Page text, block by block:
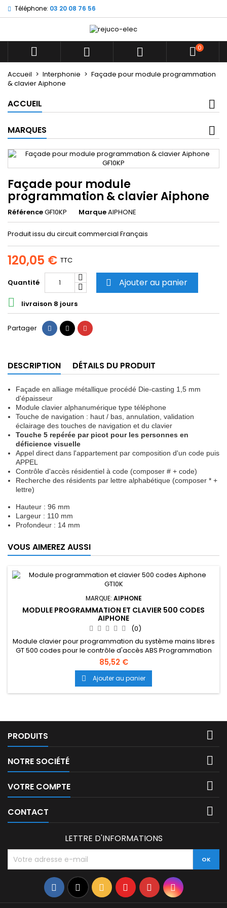
Téléphone: 03 20 08 76 56
   0
Accueil Interphonie
Façade pour module programmation
& clavier Aiphone
ACCUEIL
MARQUES
Façade pour module
programmation & clavier Aiphone
RéférenceGF10KP MarqueAIPHONE
Produit issu du circuit commercial Français
120,05 € TTC
Quantité  Ajouter au panier
 livraison 8 jours
Partager PartagerTweet Pinterest
DESCRIPTION DÉTAILS DU PRODUIT
Façade en alliage métallique procédé Die-casting 1,5 mm
d'épaisseur
Module clavier alphanumérique type téléphone
Touche de navigation : haut / bas, annulation, validation
éclairage des touches de navigation et du clavier
Touche 5 repérée par picot pour les personnes en
déficience visuelle
Appel direct dans l'appartement par composition d'un code puis
APPEL
Contrôle d'accès résidentiel à code (composer # + code)
Recherche des résidents par lettre alphabétique (composer * +
lettre)
Hauteur : 96 mm
Largeur : 110 mm
Profondeur : 14 mm
VOUS AIMEREZ AUSSI
MARQUE: AIPHONE
MODULE PROGRAMMATION ET CLAVIER 500 CODES
AIPHONE
(0)
Module clavier pour programmation du système mains libres
GT 500 codes pour le contrôle d'accès ABS Programmation
et mise à jour du défilement des noms Appel direct dans
l'appartement par composition d'un code puis APPEL
Contrôle d'accès résidentiel à code (composer # + code)
Recherche des résidents par lettre alphabétique (composer
* +...
85,52 €
 Ajouter au panier
PRODUITS 
NOTRE SOCIÉTÉ 
VOTRE COMPTE 
CONTACT 
Mes listes d'envies ×
add_circle_outline
Créer une nouvelle liste
((title)) ×
((label))
Connexion ×
Vous devez être connecté pour ajouter des produits
à votre liste d'envies.
LETTRE D'INFORMATIONS
Facebook
TwitterRss YouTubePinterestInstagram